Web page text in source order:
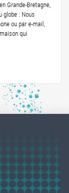
Grande-Bretagne,
globe : Nous
ou par e-mail,
qui